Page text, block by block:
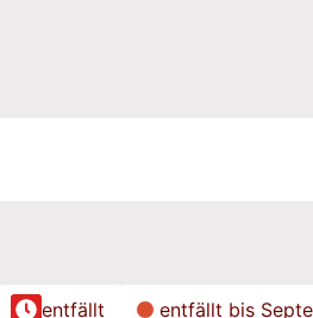
entfällt entfällt bis